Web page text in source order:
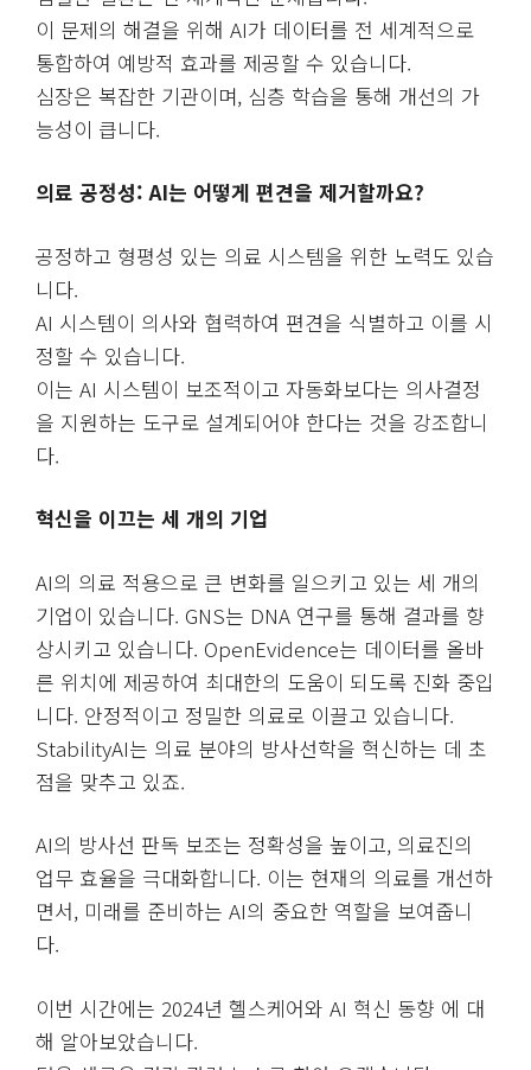
이 문제의 해결을 위해 AI가 데이터를 전 세계적으로
통합하여 예방적 효과를 제공할 수 있습니다.
심장은 복잡한 기관이며, 심층 학습을 통해 개선의 가
능성이 큽니다.
의료 공정성: AI는 어떻게 편견을 제거할까요?
공정하고 형평성 있는 의료 시스템을 위한 노력도 있습
니다.
AI 시스템이 의사와 협력하여 편견을 식별하고 이를 시
정할 수 있습니다.
이는 AI 시스템이 보조적이고 자동화보다는 의사결정
을 지원하는 도구로 설계되어야 한다는 것을 강조합니
다.
혁신을 이끄는 세 개의 기업
AI의 의료 적용으로 큰 변화를 일으키고 있는 세 개의
기업이 있습니다. GNS는 DNA 연구를 통해 결과를 향
상시키고 있습니다. OpenEvidence는 데이터를 올바
른 위치에 제공하여 최대한의 도움이 되도록 진화 중입
니다. 안정적이고 정밀한 의료로 이끌고 있습니다.
StabilityAI는 의료 분야의 방사선학을 혁신하는 데 초
점을 맞추고 있죠.
AI의 방사선 판독 보조는 정확성을 높이고, 의료진의
업무 효율을 극대화합니다. 이는 현재의 의료를 개선하
면서, 미래를 준비하는 AI의 중요한 역할을 보여줍니
다.
이번 시간에는 2024년 헬스케어와 AI 혁신 동향 에 대
해 알아보았습니다.